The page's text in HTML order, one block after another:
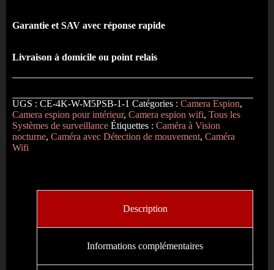
Garantie et SAV avec réponse rapide
Livraison à domicile ou point relais
UGS : CE-4K-W-M5PSB-1-1 Catégories : Camera Espion,
Camera espion pour intérieur, Camera espion wifi, Tous les
Systèmes de surveillance Étiquettes : Caméra à Vision
nocturne, Caméra avec Détection de mouvement, Caméra
Wifi
Description
Informations complémentaires